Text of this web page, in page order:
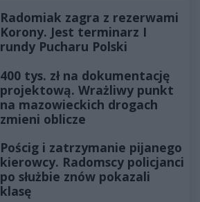
Radomiak zagra z rezerwami
Korony. Jest terminarz I
rundy Pucharu Polski
400 tys. zł na dokumentację
projektową. Wrażliwy punkt
na mazowieckich drogach
zmieni oblicze
Pościg i zatrzymanie pijanego
kierowcy. Radomscy policjanci
po służbie znów pokazali
klasę